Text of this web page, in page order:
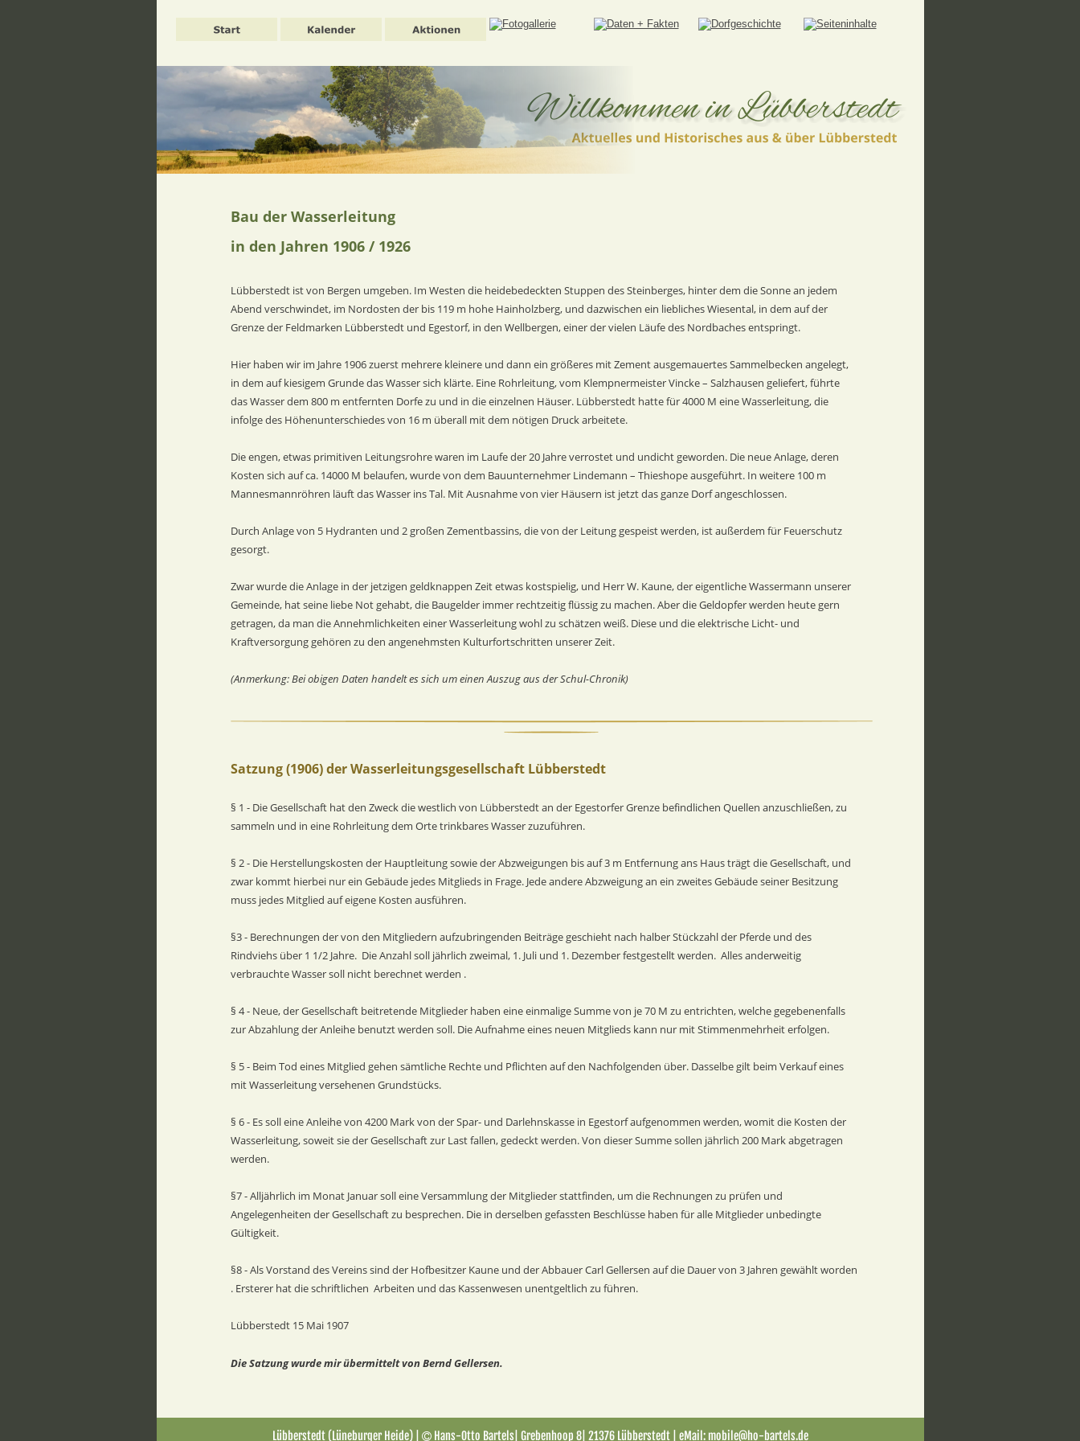
Bau der Wasserleitung
in den Jahren 1906 / 1926
Lübberstedt ist von Bergen umgeben. Im Westen die heidebedeckten Stuppen des Steinberges, hinter dem die Sonne an jedem
Abend verschwindet, im Nordosten der bis 119 m hohe Hainholzberg, und dazwischen ein liebliches Wiesental, in dem auf der
Grenze der Feldmarken Lübberstedt und Egestorf, in den Wellbergen, einer der vielen Läufe des Nordbaches entspringt.
Hier haben wir im Jahre 1906 zuerst mehrere kleinere und dann ein größeres mit Zement ausgemauertes Sammelbecken angelegt,
in dem auf kiesigem Grunde das Wasser sich klärte. Eine Rohrleitung, vom Klempnermeister Vincke – Salzhausen geliefert, führte
das Wasser dem 800 m entfernten Dorfe zu und in die einzelnen Häuser. Lübberstedt hatte für 4000 M eine Wasserleitung, die
infolge des Höhenunterschiedes von 16 m überall mit dem nötigen Druck arbeitete.
Die engen, etwas primitiven Leitungsrohre waren im Laufe der 20 Jahre verrostet und undicht geworden. Die neue Anlage, deren
Kosten sich auf ca. 14000 M belaufen, wurde von dem Bauunternehmer Lindemann – Thieshope ausgeführt. In weitere 100 m
Mannesmannröhren läuft das Wasser ins Tal. Mit Ausnahme von vier Häusern ist jetzt das ganze Dorf angeschlossen.
Durch Anlage von 5 Hydranten und 2 großen Zementbassins, die von der Leitung gespeist werden, ist außerdem für Feuerschutz
gesorgt.
Zwar wurde die Anlage in der jetzigen geldknappen Zeit etwas kostspielig, und Herr W. Kaune, der eigentliche Wassermann unserer
Gemeinde, hat seine liebe Not gehabt, die Baugelder immer rechtzeitig flüssig zu machen. Aber die Geldopfer werden heute gern
getragen, da man die Annehmlichkeiten einer Wasserleitung wohl zu schätzen weiß. Diese und die elektrische Licht- und
Kraftversorgung gehören zu den angenehmsten Kulturfortschritten unserer Zeit.
(Anmerkung: Bei obigen Daten handelt es sich um einen Auszug aus der Schul-Chronik)
Satzung (1906) der Wasserleitungsgesellschaft Lübberstedt
§ 1 - Die Gesellschaft hat den Zweck die westlich von Lübberstedt an der Egestorfer Grenze befindlichen Quellen anzuschließen, zu
sammeln und in eine Rohrleitung dem Orte trinkbares Wasser zuzuführen.
§ 2 - Die Herstellungskosten der Hauptleitung sowie der Abzweigungen bis auf 3 m Entfernung ans Haus trägt die Gesellschaft, und
zwar kommt hierbei nur ein Gebäude jedes Mitglieds in Frage. Jede andere Abzweigung an ein zweites Gebäude seiner Besitzung
muss jedes Mitglied auf eigene Kosten ausführen.
§3 - Berechnungen der von den Mitgliedern aufzubringenden Beiträge geschieht nach halber Stückzahl der Pferde und des
Rindviehs über 1 1/2 Jahre.  Die Anzahl soll jährlich zweimal, 1. Juli und 1. Dezember festgestellt werden.  Alles anderweitig
verbrauchte Wasser soll nicht berechnet werden .
§ 4 - Neue, der Gesellschaft beitretende Mitglieder haben eine einmalige Summe von je 70 M zu entrichten, welche gegebenenfalls
zur Abzahlung der Anleihe benutzt werden soll. Die Aufnahme eines neuen Mitglieds kann nur mit Stimmenmehrheit erfolgen.
§ 5 - Beim Tod eines Mitglied gehen sämtliche Rechte und Pflichten auf den Nachfolgenden über. Dasselbe gilt beim Verkauf eines
mit Wasserleitung versehenen Grundstücks.
§ 6 - Es soll eine Anleihe von 4200 Mark von der Spar- und Darlehnskasse in Egestorf aufgenommen werden, womit die Kosten der
Wasserleitung, soweit sie der Gesellschaft zur Last fallen, gedeckt werden. Von dieser Summe sollen jährlich 200 Mark abgetragen
werden.
§7 - Alljährlich im Monat Januar soll eine Versammlung der Mitglieder stattfinden, um die Rechnungen zu prüfen und
Angelegenheiten der Gesellschaft zu besprechen. Die in derselben gefassten Beschlüsse haben für alle Mitglieder unbedingte
Gültigkeit.
§8 - Als Vorstand des Vereins sind der Hofbesitzer Kaune und der Abbauer Carl Gellersen auf die Dauer von 3 Jahren gewählt worden
. Ersterer hat die schriftlichen  Arbeiten und das Kassenwesen unentgeltlich zu führen.
Lübberstedt 15 Mai 1907
Die Satzung wurde mir übermittelt von Bernd Gellersen.
Lübberstedt (Lüneburger Heide) |  Hans-Otto Bartels| Grebenhoop 8| 21376 Lübberstedt | eMail: mobile@ho-bartels.de